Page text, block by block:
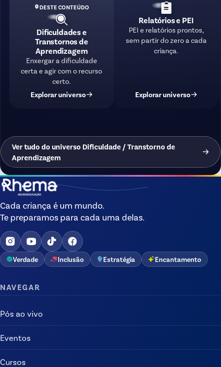
DESTE CONTEÚDO
Dificuldades e
Transtornos de
Aprendizagem
Enxergar a dificuldade
certa e agir com o recurso
certo.
Explorar universo
Relatórios e PEI
PEI e relatórios prontos,
sem partir do zero a cada
criança.
Explorar universo
Ver tudo do universo Dificuldade / Transtorno de
Aprendizagem
Cada criança é um mundo.
Te preparamos para cada uma delas.
Verdade Inclusão Estratégia Encantamento
NAVEGAR
Pós ao vivo
Eventos
Cursos